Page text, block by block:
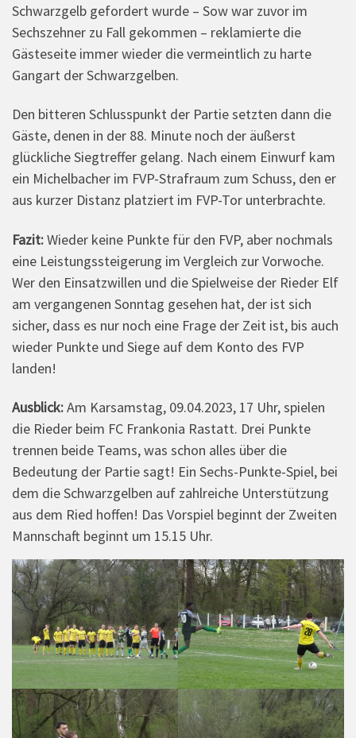
Schwarzgelb gefordert wurde – Sow war zuvor im
Sechszehner zu Fall gekommen – reklamierte die
Gästeseite immer wieder die vermeintlich zu harte
Gangart der Schwarzgelben.
Den bitteren Schlusspunkt der Partie setzten dann die
Gäste, denen in der 88. Minute noch der äußerst
glückliche Siegtreffer gelang. Nach einem Einwurf kam
ein Michelbacher im FVP-Strafraum zum Schuss, den er
aus kurzer Distanz platziert im FVP-Tor unterbrachte.
Fazit:Wieder keine Punkte für den FVP, aber nochmals
eine Leistungssteigerung im Vergleich zur Vorwoche.
Wer den Einsatzwillen und die Spielweise der Rieder Elf
am vergangenen Sonntag gesehen hat, der ist sich
sicher, dass es nur noch eine Frage der Zeit ist, bis auch
wieder Punkte und Siege auf dem Konto des FVP
landen!
Ausblick:Am Karsamstag, 09.04.2023, 17 Uhr, spielen
die Rieder beim FC Frankonia Rastatt. Drei Punkte
trennen beide Teams, was schon alles über die
Bedeutung der Partie sagt! Ein Sechs-Punkte-Spiel, bei
dem die Schwarzgelben auf zahlreiche Unterstützung
aus dem Ried hoffen! Das Vorspiel beginnt der Zweiten
Mannschaft beginnt um 15.15 Uhr.